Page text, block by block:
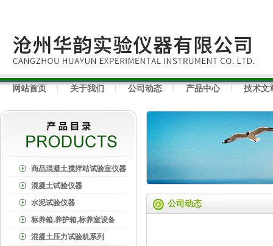
网站首页 关于我们 公司动态 产品中心 技术文
商品混凝土搅拌站试验室仪器
混凝土试验仪器
水泥试验仪器
标养箱,养护箱,标养室设备
混凝土压力试验机系列
公司动态